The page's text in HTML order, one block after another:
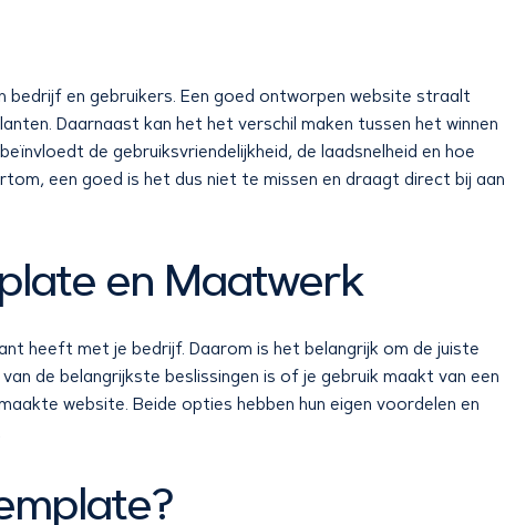
en gebruikers. Een goed ontworpen website straalt
Daarnaast kan het het verschil maken tussen het winnen
de gebruiksvriendelijkheid, de laadsnelheid en hoe
een goed is het dus niet te missen en draagt direct bij aan
en Maatwerk
heeft met je bedrijf. Daarom is het belangrijk om de juiste
de belangrijkste beslissingen is of je gebruik maakt van een
website. Beide opties hebben hun eigen voordelen en